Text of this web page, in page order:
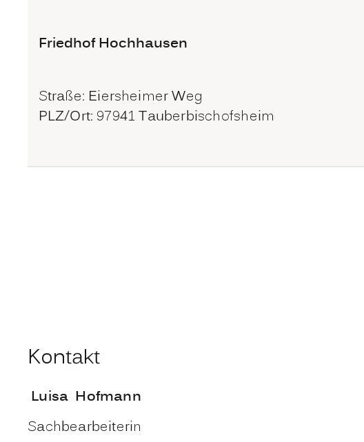
Friedhof Hochhausen
Straße: Eiersheimer Weg
PLZ/Ort: 97941 Tauberbischofsheim
Kontakt
Luisa Hofmann
Sachbearbeiterin